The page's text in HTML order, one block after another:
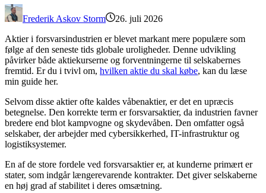
Frederik Askov Storm
26. juli 2026
Aktier i forsvarsindustrien er blevet markant mere populære som
følge af den seneste tids globale uroligheder. Denne udvikling
påvirker både aktiekurserne og forventningerne til selskabernes
fremtid. Er du i tvivl om, hvilken aktie du skal købe, kan du læse
min guide her.
Selvom disse aktier ofte kaldes våbenaktier, er det en upræcis
betegnelse. Den korrekte term er forsvarsaktier, da industrien favner
bredere end blot kampvogne og skydevåben. Den omfatter også
selskaber, der arbejder med cybersikkerhed, IT-infrastruktur og
logistiksystemer.
En af de store fordele ved forsvarsaktier er, at kunderne primært er
stater, som indgår længerevarende kontrakter. Det giver selskaberne
en høj grad af stabilitet i deres omsætning.